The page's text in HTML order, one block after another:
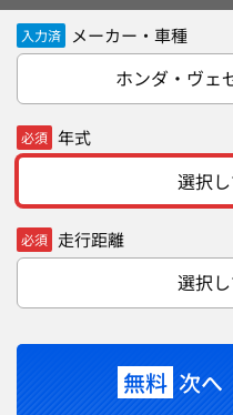
入力済 メーカー・車種
ホンダ・ヴ
必須 年式
選択
必須 走行距離
選択
無料 次へ